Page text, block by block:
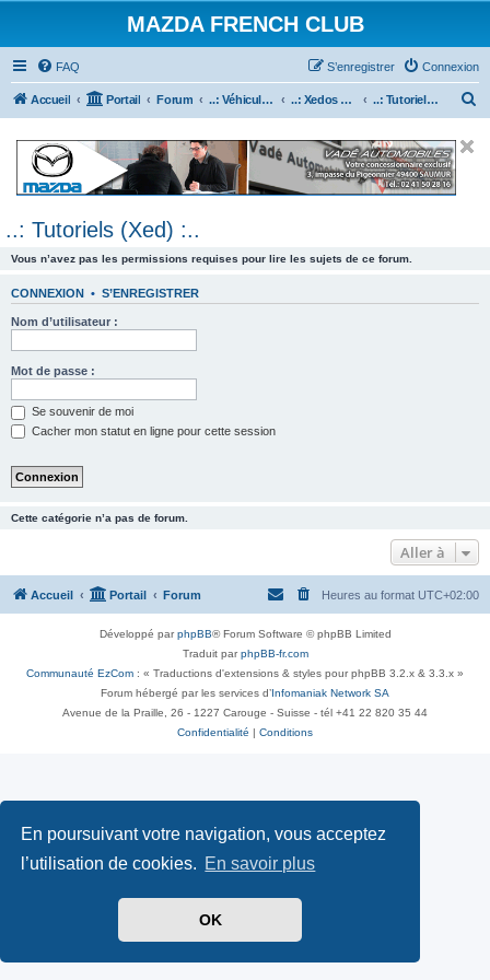
En poursuivant votre navigation, vous acceptez
l’utilisation de cookies. En savoir plus
OK
MAZDA FRENCH CLUB
FAQ Connexion
S’enregistrer
Accueil Portail Forum ..: Véhicules Mazda ancien (<2003) :.. ..: Xedos 6 & 9 :.. ..: Tutoriels (Xed) :..
e
..: Tutoriels (Xed) :..
Vous n’avez pas les permissions requises pour lire les sujets de ce forum.
CONNEXION • S’ENREGISTRER
Nom d’utilisateur :
Mot de passe :
Se souvenir de moi
Cacher mon statut en ligne pour cette session
Cette catégorie n’a pas de forum.
Aller à
Accueil Portail Forum Heures au format UTC+02:00
Développé parphpBB® Forum Software © phpBB Limited
Traduit parphpBB-fr.com
Communauté EzCom : « Traductions d'extensions & styles pour phpBB 3.2.x & 3.3.x »
Forum hébergé par les services d’ Infomaniak Network SA
Avenue de la Praille, 26 - 1227 Carouge - Suisse - tél +41 22 820 35 44
Confidentialité
Conditions